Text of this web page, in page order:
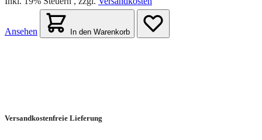
Ansehen In den Warenkorb
Versandkostenfreie Lieferung